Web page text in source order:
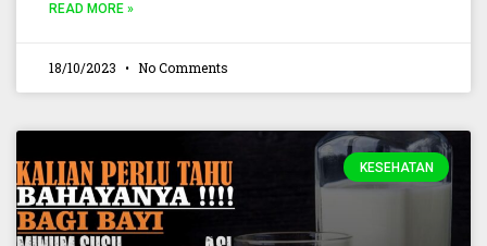
READ MORE »
18/10/2023 No Comments
KESEHATAN